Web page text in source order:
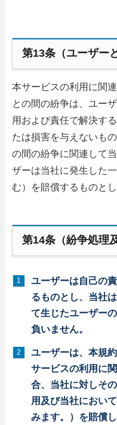
第13条（ユーザー
本サービスの利用に関
との間の紛争は、ユー
用および責任で解決す
たは損害を与えないも
の間の紛争に関連して
ザーは当社に発生した
む）を賠償するものとし
第14条（紛争処理
ユーザーは自己の
るものとし、当社
て生じたユーザー
負いません。
ユーザーは、本規
サービスの利用に
合、当社に対しそ
用及び当社におい
みます。）を賠償